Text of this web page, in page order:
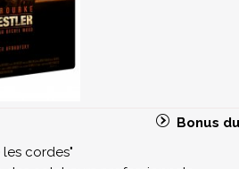
Bonus
les cordes"